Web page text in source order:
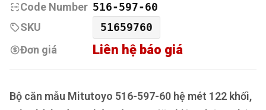
Code Number 516-597-60
SKU
51659760
Đơn giá
Liên hệ báo giá
Bộ căn mẫu Mitutoyo 516-597-60 hệ mét 122 khối,